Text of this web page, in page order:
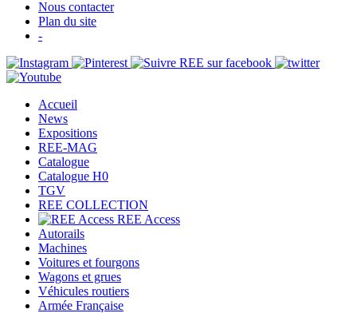
Nous contacter
Plan du site
-
Accueil
News
Expositions
REE-MAG
Catalogue
Catalogue H0
TGV
REE COLLECTION
REE Access
Autorails
Machines
Voitures et fourgons
Wagons et grues
Véhicules routiers
Armée Française